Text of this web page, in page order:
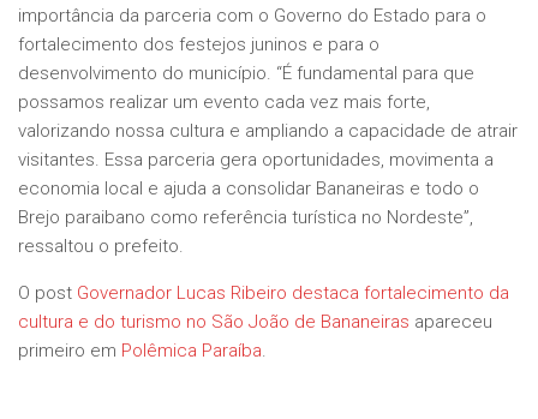
importância da parceria com o Governo do Estado para o
fortalecimento dos festejos juninos e para o
desenvolvimento do município. “É fundamental para que
possamos realizar um evento cada vez mais forte,
valorizando nossa cultura e ampliando a capacidade de atrair
visitantes. Essa parceria gera oportunidades, movimenta a
economia local e ajuda a consolidar Bananeiras e todo o
Brejo paraibano como referência turística no Nordeste”,
ressaltou o prefeito.
O post Governador Lucas Ribeiro destaca fortalecimento da
cultura e do turismo no São João de Bananeiras apareceu
primeiro em Polêmica Paraíba.